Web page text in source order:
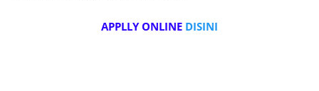
APPLLY ONLINE DISINI